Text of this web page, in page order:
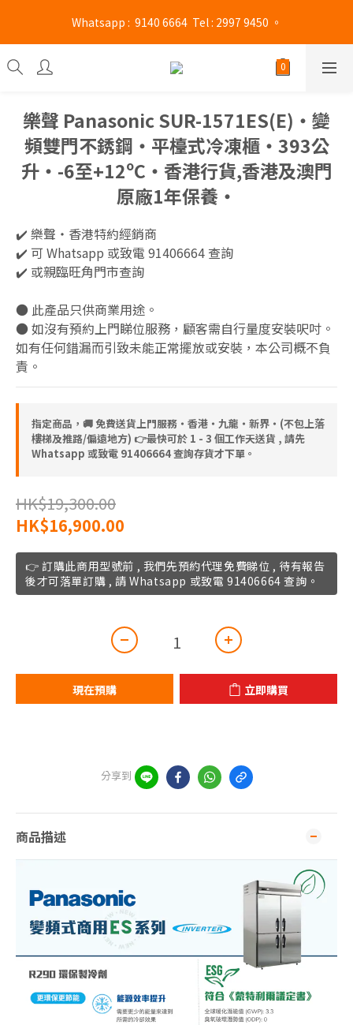
旺角門市營業時間 : (星期一至六 13:00 - 21:00 / 星期日及公眾假期
13:00 - 19:00)
Whatsapp :  9140 6664  Tel : 2997 9450 。
旺角門市營業時間 : (星期一至六 13:00 - 21:00 / 星期日及公眾假期
13:00 - 19:00)
樂聲 Panasonic SUR-1571ES(E)‧變
頻雙門不銹鋼‧平檯式冷凍櫃‧393公
升‧-6至+12ºC‧香港行貨,香港及澳門
原廠1年保養‧
✔️ 樂聲‧香港特約經銷商
✔️ 可 Whatsapp 或致電 91406664 查詢
✔️ 或親臨旺角門市查詢
● 此產品只供商業用途。
● 如沒有預約上門睇位服務，顧客需自行量度安裝呎吋。
如有任何錯漏而引致未能正常擺放或安裝，本公司概不負
責。
指定商品，🚚 免費送貨上門服務‧香港‧九龍‧新界‧(不包上落
樓梯及推路/偏遠地方) 👉最快可於 1 - 3 個工作天送貨 , 請先
Whatsapp 或致電 91406664 查詢存貨才下單。
HK$19,300.00
HK$16,900.00
👉 訂購此商用型號前 , 我們先預約代理免費睇位 , 待有報告
後才可落單訂購 , 請 Whatsapp 或致電 91406664 查詢。
現在預購 立即購買
分享到
商品描述